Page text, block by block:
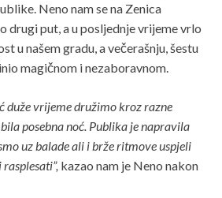
Neno nam se na Zenica
drugi put, a u posljednje vrijeme vrlo
u našem gradu, a večerašnju, šestu
magičnom i nezaboravnom.
duže vrijeme družimo kroz razne
posebna noć. Publika je napravila
uz balade ali i brže ritmove uspjeli
kazao nam je Neno nakon